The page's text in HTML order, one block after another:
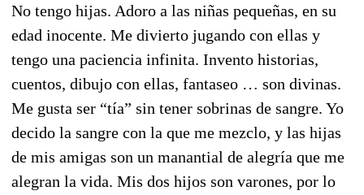
No tengo hijas. Adoro a las niñas pequeñas, en su
edad inocente. Me divierto jugando con ellas y
tengo una paciencia infinita. Invento historias,
cuentos, dibujo con ellas, fantaseo … son divinas.
Me gusta ser “tía” sin tener sobrinas de sangre. Yo
decido la sangre con la que me mezclo, y las hijas
de mis amigas son un manantial de alegría que me
alegran la vida. Mis dos hijos son varones, por lo